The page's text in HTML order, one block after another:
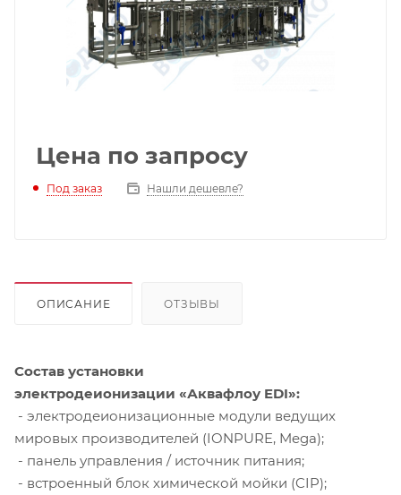
Цена по запросу
Под заказ Нашли дешевле?
ОПИСАНИЕ ОТЗЫВЫ
Состав установки
электродеионизации «Аквафлоу EDI»:
- электродеионизационные модули ведущих
мировых производителей (IONPURE, Mega);
- панель управления / источник питания;
- встроенный блок химической мойки (CIP);